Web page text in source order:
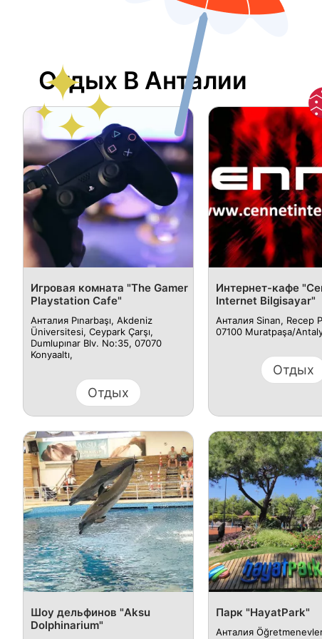
Отдых В Анталии
Игровая комната "The Gamer
Playstation Cafe"
Анталия Pınarbaşı, Akdeniz
Üniversitesi, Ceypark Çarşı,
Dumlupınar Blv. No:35, 07070
Konyaaltı,
Отдых
Интернет-кафе
Internet Bilgisayar"
Анталия Sinan, Recep
07100 Muratpaşa/
Отдых
Шоу дельфинов "Aksu
Dolphinarium"
Парк "HayatPark"
Анталия